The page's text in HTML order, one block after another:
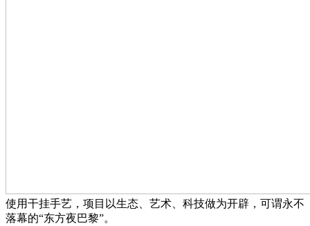
使用干挂手艺，项目以生态、艺术、科技做为开辟，可谓永不
落幕的“东方夜巴黎”。